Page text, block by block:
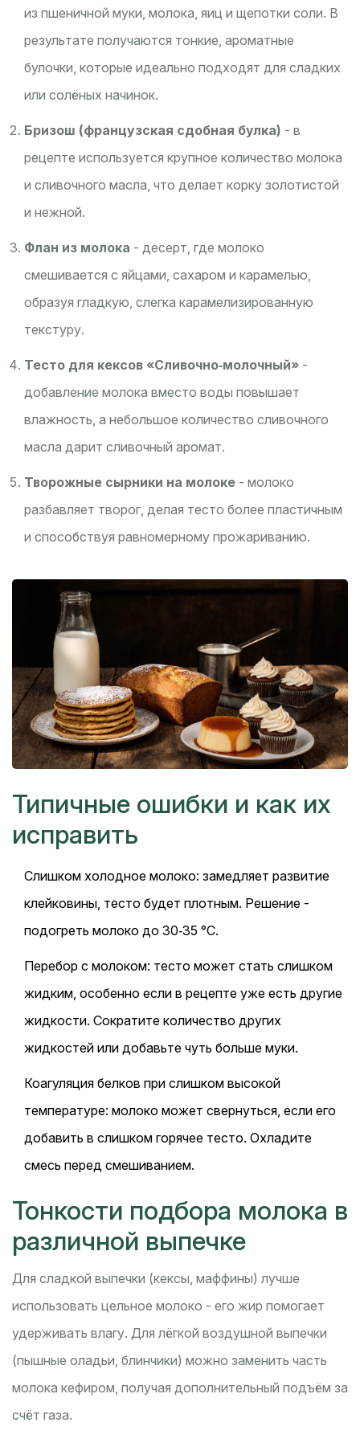
из пшеничной муки, молока, яиц и щепотки соли. В
результате получаются тонкие, ароматные
булочки, которые идеально подходят для сладких
или солёных начинок.
Бризош (французская сдобная булка) - в
рецепте используется крупное количество молока
и сливочного масла, что делает корку золотистой
и нежной.
Флан из молока - десерт, где молоко
смешивается с яйцами, сахаром и карамелью,
образуя гладкую, слегка карамелизированную
текстуру.
Тесто для кексов «Сливочно‑молочный» -
добавление молока вместо воды повышает
влажность, а небольшое количество сливочного
масла дарит сливочный аромат.
Творожные сырники на молоке - молоко
разбавляет творог, делая тесто более пластичным
и способствуя равномерному прожариванию.
Типичные ошибки и как их
исправить
Слишком холодное молоко: замедляет развитие
клейковины, тесто будет плотным. Решение -
подогреть молоко до 30‑35 °C.
Перебор с молоком: тесто может стать слишком
жидким, особенно если в рецепте уже есть другие
жидкости. Сократите количество других
жидкостей или добавьте чуть больше муки.
Коагуляция белков при слишком высокой
температуре: молоко может свернуться, если его
добавить в слишком горячее тесто. Охладите
смесь перед смешиванием.
Тонкости подбора молока в
различной выпечке
Для сладкой выпечки (кексы, маффины) лучше
использовать цельное молоко - его жир помогает
удерживать влагу. Для лёгкой воздушной выпечки
(пышные оладьи, блинчики) можно заменить часть
молока кефиром, получая дополнительный подъём за
счёт газа.